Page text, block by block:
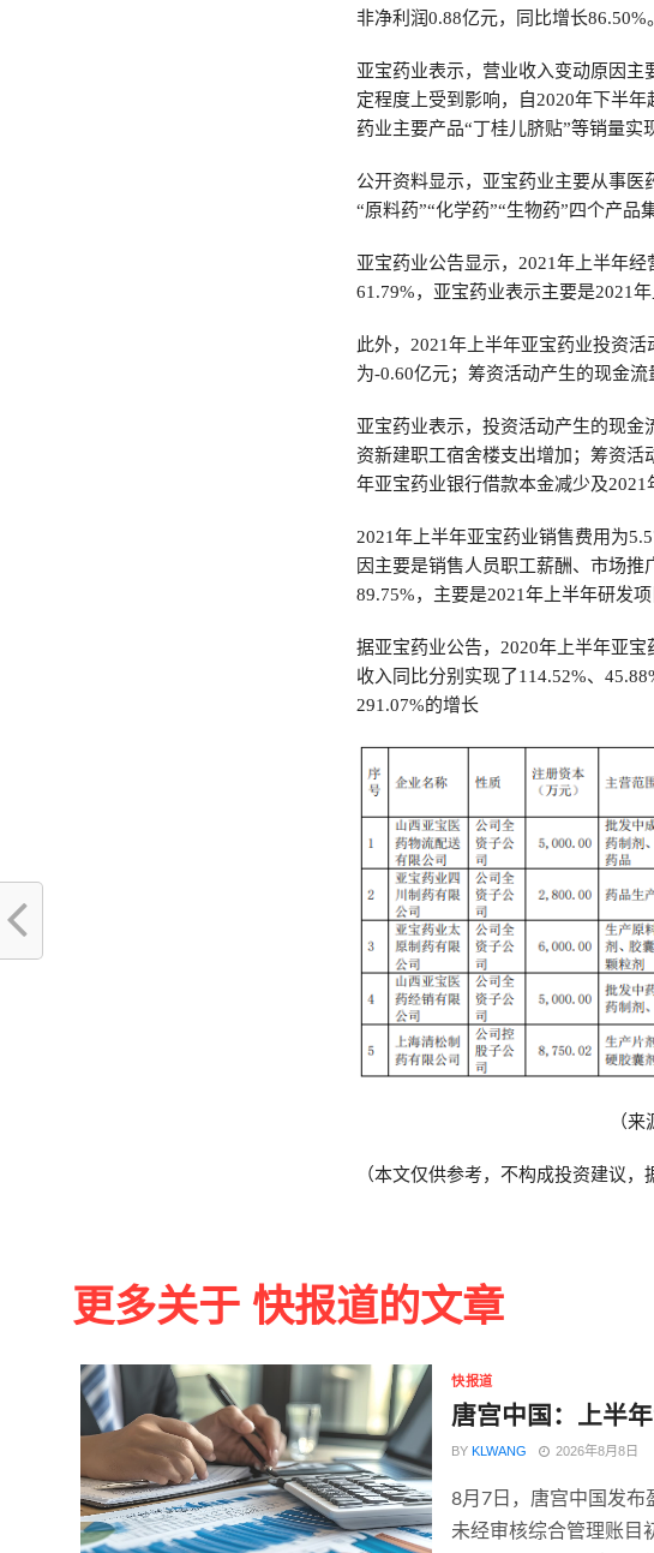
非净利润0.88亿元，同比增长86.50%
亚宝药业表示，营业收入变动原因
定程度上受到影响，自2020年下半
药业主要产品“丁桂儿脐贴”等销量实
公开资料显示，亚宝药业主要从事医
“原料药”“化学药”“生物药”四个产品
亚宝药业公告显示，2021年上半年
61.79%，亚宝药业表示主要是2021
此外，2021年上半年亚宝药业投资
为-0.60亿元；筹资活动产生的现金流
亚宝药业表示，投资活动产生的现金
资新建职工宿舍楼支出增加；筹资活
年亚宝药业银行借款本金减少及2021
2021年上半年亚宝药业销售费用为
因主要是销售人员职工薪酬、市场
89.75%，主要是2021年上半年研发项
据亚宝药业公告，2020年上半年亚
收入同比分别实现了114.52%、
291.07%的增长
（
（本文仅供参考，不构成投资建议，
更多关于 快报道的文章
快报道
唐宫中国：上半
BY KLWANG 2026年8月8日
8月7日，唐宫中国发布
未经审核综合管理账目